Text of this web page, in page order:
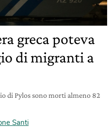
greca poteva
di migranti a
di Pylos sono morti almeno 82
Santi